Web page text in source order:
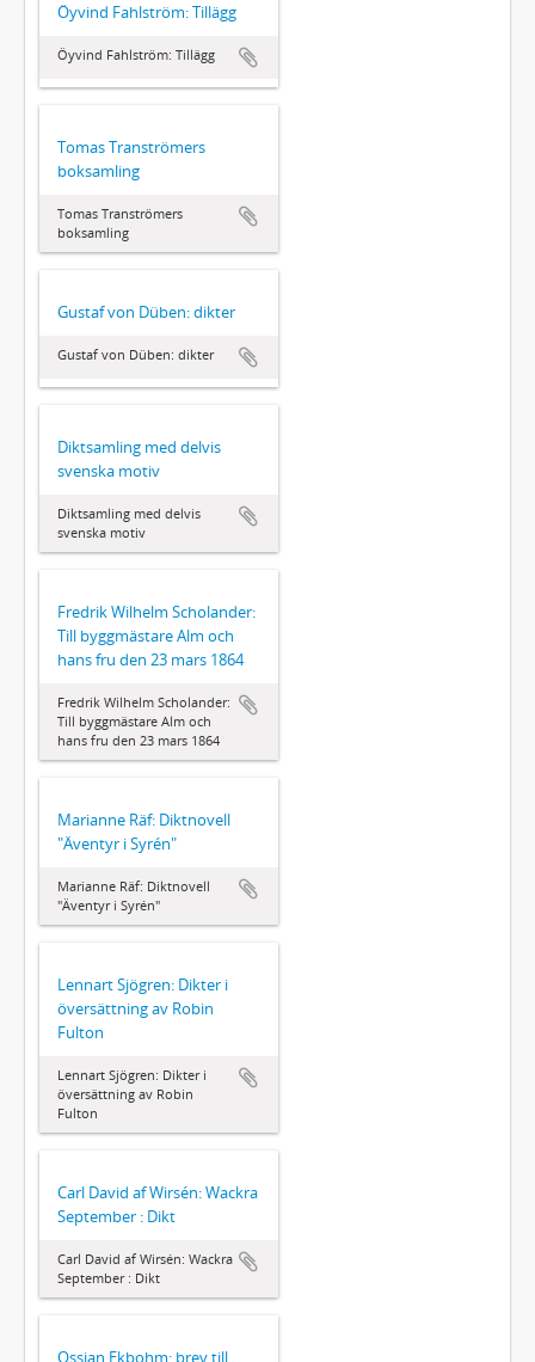
Öyvind Fahlström: Tillägg
Öyvind Fahlström: Tillägg
Tomas Tranströmers
boksamling
Tomas Tranströmers
boksamling
Gustaf von Düben: dikter
Gustaf von Düben: dikter
Diktsamling med delvis
svenska motiv
Diktsamling med delvis
svenska motiv
Fredrik Wilhelm Scholander:
Till byggmästare Alm och
hans fru den 23 mars 1864
Fredrik Wilhelm Scholander:
Till byggmästare Alm och
hans fru den 23 mars 1864
Marianne Räf: Diktnovell
"Äventyr i Syrén"
Marianne Räf: Diktnovell
"Äventyr i Syrén"
Lennart Sjögren: Dikter i
översättning av Robin
Fulton
Lennart Sjögren: Dikter i
översättning av Robin
Fulton
Carl David af Wirsén: Wackra
September : Dikt
Carl David af Wirsén: Wackra
September : Dikt